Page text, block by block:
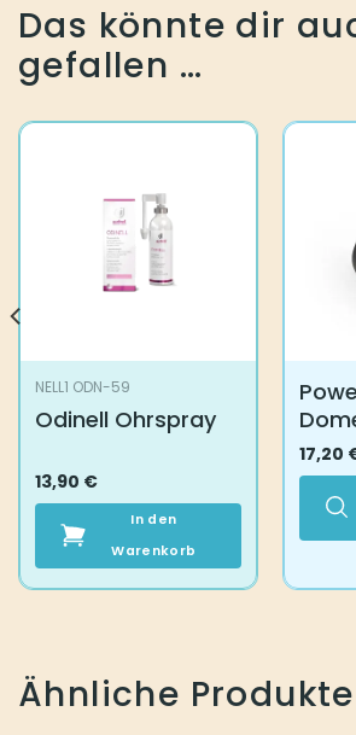
Das könnte dir
gefallen …
NELL1 ODN-59
Odinell Ohrspray
13,90 €
In den
Warenkorb
17,20
auf.
Die
Ähnliche Produkte